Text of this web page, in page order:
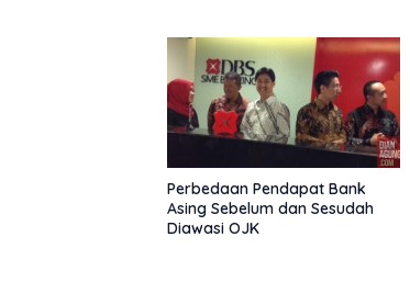
Perbedaan Pendapat Bank
Asing Sebelum dan Sesudah
Diawasi OJK